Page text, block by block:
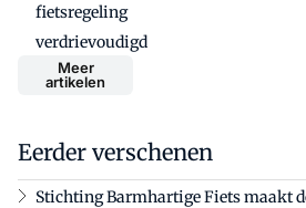
fietsregeling
verdrievoudigd
Meer
artikelen
Eerder verschenen
Stichting Barmhartige Fiets maakt